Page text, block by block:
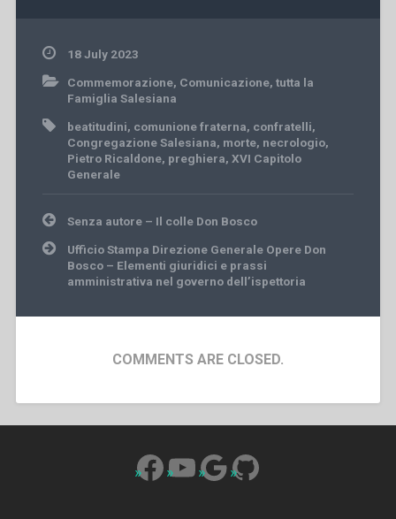
18 July 2023
Commemorazione, Comunicazione, tutta la
Famiglia Salesiana
beatitudini, comunione fraterna, confratelli,
Congregazione Salesiana, morte, necrologio,
Pietro Ricaldone, preghiera, XVI Capitolo
Generale
Post
navigation
Senza autore – Il colle Don Bosco
Ufficio Stampa Direzione Generale Opere Don
Bosco – Elementi giuridici e prassi
amministrativa nel governo dell’ispettoria
COMMENTS ARE CLOSED.
Facebook
YouTube
Google
GitHub